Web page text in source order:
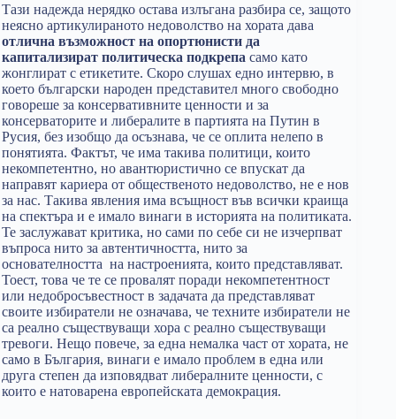
Тази надежда нерядко остава излъгана разбира се, защото
неясно артикулираното недоволство на хората дава
отлична възможност на опортюнисти да
капитализират политическа подкрепа само като
жонглират с етикетите. Скоро слушах едно интервю, в
което български народен представител много свободно
говореше за консервативните ценности и за
консерваторите и либералите в партията на Путин в
Русия, без изобщо да осъзнава, че се оплита нелепо в
понятията. Фактът, че има такива политици, които
некомпетентно, но авантюристично се впускат да
направят кариера от общественото недоволство, не е нов
за нас. Такива явления има всъщност във всички краища
на спектъра и е имало винаги в историята на политиката.
Те заслужават критика, но сами по себе си не изчерпват
въпроса нито за автентичността, нито за
основателността на настроенията, които представляват.
Тоест, това че те се провалят поради некомпетентност
или недобросъвестност в задачата да представляват
своите избиратели не означава, че техните избиратели не
са реално съществуващи хора с реално съществуващи
тревоги. Нещо повече, за една немалка част от хората, не
само в България, винаги е имало проблем в една или
друга степен да изповядват либералните ценности, с
които е натоварена европейската демокрация.